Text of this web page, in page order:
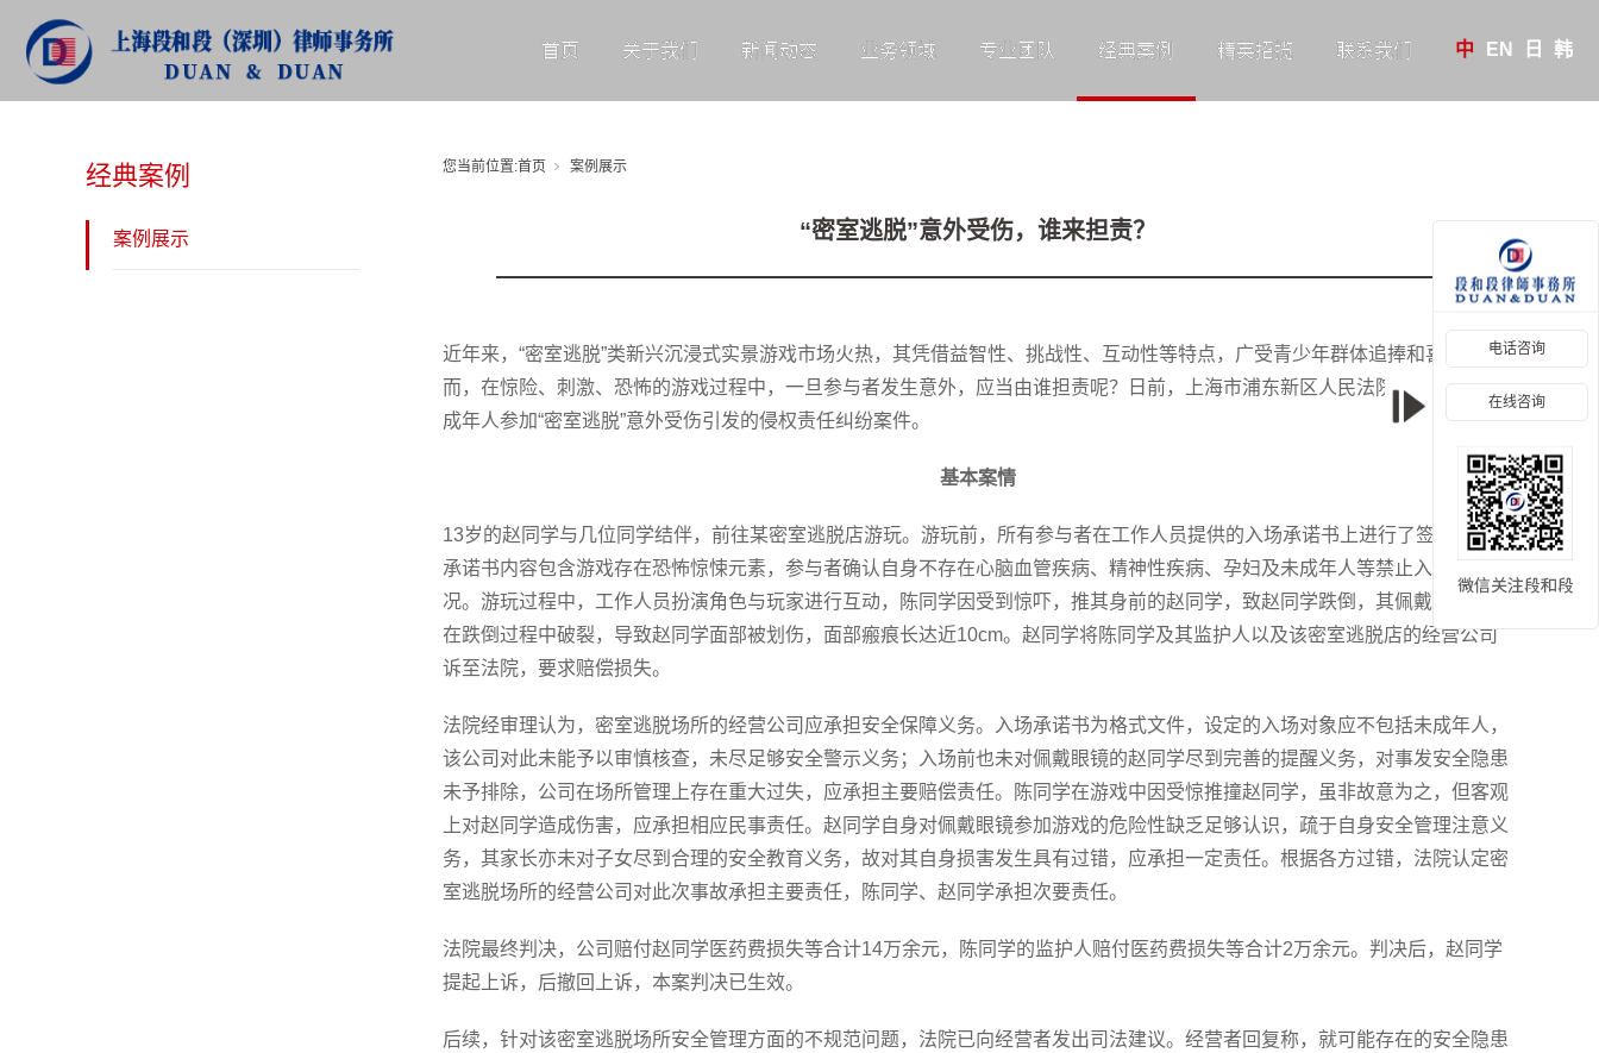
首页 关于我们 新闻动态 业务领域 专业团队 经典案例 精英招揽 联系我们 EN
中 日 韩
经典案例
经典案例
案例展示
您当前位置:首页 案例展示
“密室逃脱”意外受伤，谁来担责？
近年来，“密室逃脱”类新兴沉浸式实景游戏市场火热，其凭借益智性、挑战性、互动性等特点，广受青少年群体追捧和喜爱。然
而，在惊险、刺激、恐怖的游戏过程中，一旦参与者发生意外，应当由谁担责呢？日前，上海市浦东新区人民法院审结了一起未
成年人参加“密室逃脱”意外受伤引发的侵权责任纠纷案件。
基本案情
13岁的赵同学与几位同学结伴，前往某密室逃脱店游玩。游玩前，所有参与者在工作人员提供的入场承诺书上进行了签名。入场
承诺书内容包含游戏存在恐怖惊悚元素，参与者确认自身不存在心脑血管疾病、精神性疾病、孕妇及未成年人等禁止入场的情
况。游玩过程中，工作人员扮演角色与玩家进行互动，陈同学因受到惊吓，推其身前的赵同学，致赵同学跌倒，其佩戴的眼镜片
在跌倒过程中破裂，导致赵同学面部被划伤，面部瘢痕长达近10cm。赵同学将陈同学及其监护人以及该密室逃脱店的经营公司
诉至法院，要求赔偿损失。
法院经审理认为，密室逃脱场所的经营公司应承担安全保障义务。入场承诺书为格式文件，设定的入场对象应不包括未成年人，
该公司对此未能予以审慎核查，未尽足够安全警示义务；入场前也未对佩戴眼镜的赵同学尽到完善的提醒义务，对事发安全隐患
未予排除，公司在场所管理上存在重大过失，应承担主要赔偿责任。陈同学在游戏中因受惊推撞赵同学，虽非故意为之，但客观
上对赵同学造成伤害，应承担相应民事责任。赵同学自身对佩戴眼镜参加游戏的危险性缺乏足够认识，疏于自身安全管理注意义
务，其家长亦未对子女尽到合理的安全教育义务，故对其自身损害发生具有过错，应承担一定责任。根据各方过错，法院认定密
室逃脱场所的经营公司对此次事故承担主要责任，陈同学、赵同学承担次要责任。
法院最终判决，公司赔付赵同学医药费损失等合计14万余元，陈同学的监护人赔付医药费损失等合计2万余元。判决后，赵同学
提起上诉，后撤回上诉，本案判决已生效。
后续，针对该密室逃脱场所安全管理方面的不规范问题，法院已向经营者发出司法建议。经营者回复称，就可能存在的安全隐患
电话咨询
在线咨询